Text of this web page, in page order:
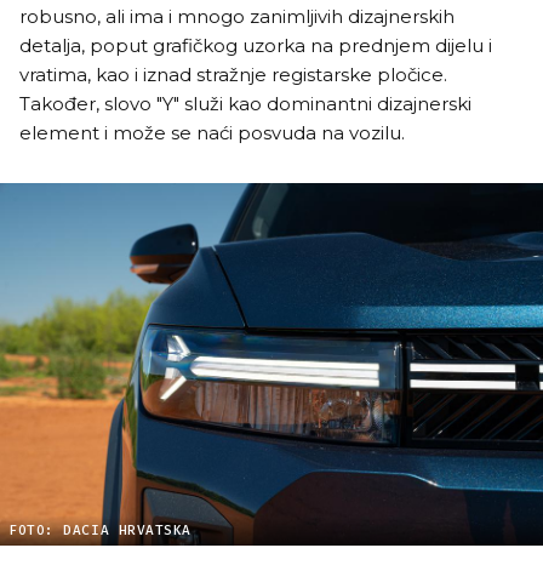
robusno, ali ima i mnogo zanimljivih dizajnerskih
detalja, poput grafičkog uzorka na prednjem dijelu i
vratima, kao i iznad stražnje registarske pločice.
Također, slovo "Y" služi kao dominantni dizajnerski
element i može se naći posvuda na vozilu.
FOTO: DACIA HRVATSKA